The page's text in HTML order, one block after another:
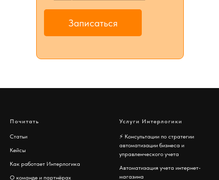
Записаться
Почитать
Статьи
Кейсы
Как работает Интерлогика
О команде и партнёрах
Услуги Интерлогики
⚡️ Консультации по стратегии
автоматизации бизнеса и
управленческого учета
Автоматизация учета интернет-
магазина